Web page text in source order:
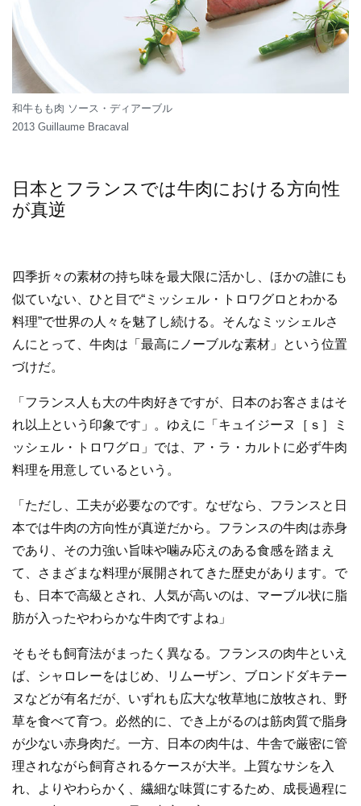
和牛もも肉 ソース・ディアーブル
2013 Guillaume Bracaval
日本とフランスでは牛肉における方向性
が真逆
四季折々の素材の持ち味を最大限に活かし、ほかの誰にも
似ていない、ひと目で“ミッシェル・トロワグロとわかる
料理”で世界の人々を魅了し続ける。そんなミッシェルさ
んにとって、牛肉は「最高にノーブルな素材」という位置
づけだ。
「フランス人も大の牛肉好きですが、日本のお客さまはそ
れ以上という印象です」。ゆえに「キュイジーヌ［ｓ］ミ
ッシェル・トロワグロ」では、ア・ラ・カルトに必ず牛肉
料理を用意しているという。
「ただし、工夫が必要なのです。なぜなら、フランスと日
本では牛肉の方向性が真逆だから。フランスの牛肉は赤身
であり、その力強い旨味や噛み応えのある食感を踏まえ
て、さまざまな料理が展開されてきた歴史があります。で
も、日本で高級とされ、人気が高いのは、マーブル状に脂
肪が入ったやわらかな牛肉ですよね」
そもそも飼育法がまったく異なる。フランスの肉牛といえ
ば、シャロレーをはじめ、リムーザン、ブロンドダキテー
ヌなどが有名だが、いずれも広大な牧草地に放牧され、野
草を食べて育つ。必然的に、でき上がるのは筋肉質で脂身
が少ない赤身肉だ。一方、日本の肉牛は、牛舎で厳密に管
理されながら飼育されるケースが大半。上質なサシを入
れ、よりやわらかく、繊細な味質にするため、成長過程に